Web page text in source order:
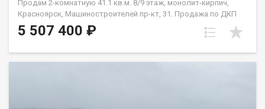
Продам 2-комнатную 41.1 кв.м. 8/9 этаж, монолит-кирпич,
Красноярск, Машиностроителей пр-кт, 31. Продажа по ДКП
НЕ ОТ ЗАСТРОЙЩИКА
5 507 400 ₽